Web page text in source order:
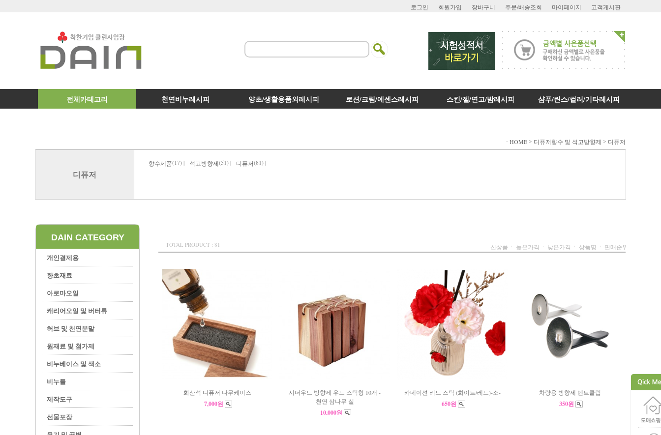
로그인 회원가입 장바구니 주문/배송조회 마이페이지 고객게시판
전체카테고리 천연비누레시피 양초/생활용품외레시피 로션/크림/에센스레시피 스킨/젤/연고/밤레시피 샴푸/린스/컬러/기타레시피
-HOME > 디퓨저향수 및 석고방향제 > 디퓨저
디퓨저
향수제품(17) | 석고방향제(51) | 디퓨저(81) |
DAIN CATEGORY
개인결제용
향초재료
아로마오일
캐리어오일 및 버터류
허브 및 천연분말
원재료 및 첨가제
비누베이스 및 색소
비누틀
제작도구
선물포장
TOTAL PRODUCT : 81 신상품 높은가격 낮은가격 상품명 판매순위
화산석 디퓨저 나무케이스
7,000원
시더우드 방향제 우드 스틱형 10개 -
천연 삼나무 실
10,000원
카네이션 리드 스틱 (화이트/레드)-소-
650원
차량용 방향제 벤트클립
350원